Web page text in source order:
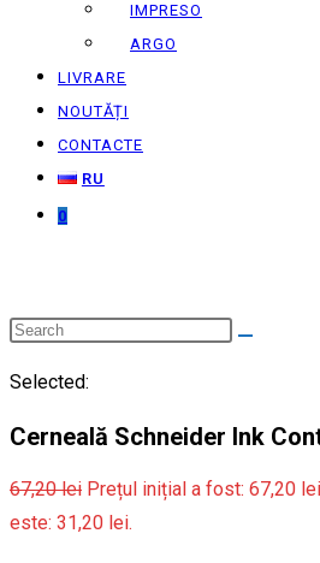
IMPRESO
ARGO
LIVRARE
NOUTĂȚI
CONTACTE
RU
0
Selected:
Cerneală Schneider Ink
67,20lei Prețul inițial a fost: 67,20
este: 31,20 lei.